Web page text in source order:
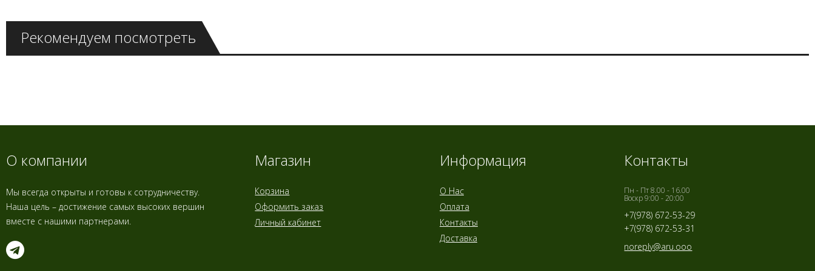
Рекомендуем посмотреть
О компании
Мы всегда открыты и готовы к сотрудничеству.
Наша цель – достижение самых высоких вершин
вместе с нашими партнерами.
Магазин
Корзина
Оформить заказ
Личный кабинет
Информация
О Нас
Оплата
Контакты
Доставка
Контакты
Пн - Пт 8.00 - 16.00
Воскр 9:00 - 20:00
+7(978) 672-53-29
+7(978) 672-53-31
noreply@aru.ooo